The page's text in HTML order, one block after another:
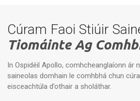
Cúram Faoi Stiúir
Tiomáinte Ag
In Ospidéil Apollo, comhcheanglaíonn ár
saineolas domhain le comhbhá chun
eisceachtúla d’othair a sholáthar.